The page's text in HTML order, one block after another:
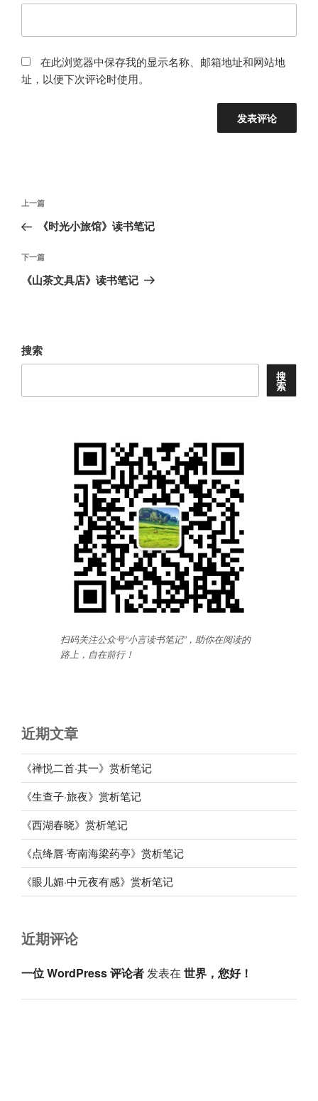
在此浏览器中保存我的显示名称、邮箱地址和网站地
址，以便下次评论时使用。
文
导
航
上
一
文
章
上一篇
《时光小旅馆》读书笔记
下
一
下一篇
《山茶文具店》读书笔记
搜索
搜
索
扫码关注公众号“小言读书笔记”，助你在阅读的
路上，自在前行！
近期文章
《禅悦二首·其一》赏析笔记
《生查子·旅夜》赏析笔记
《西湖春晓》赏析笔记
《点绛唇·寄南海梁药亭》赏析笔记
《眼儿媚·中元夜有感》赏析笔记
近期评论
一位 WordPress 评论者发表在 世界，您好！